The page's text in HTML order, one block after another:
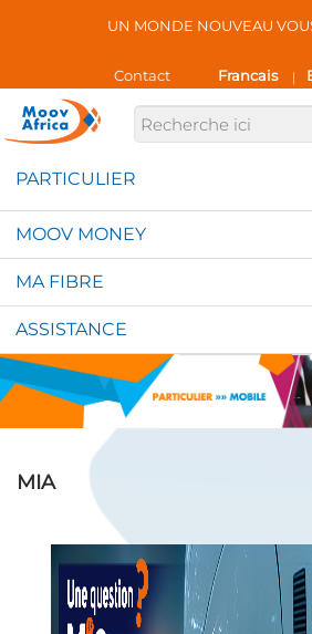
UN MONDE NOUVEAU
Contact Francais |
MOOV MONEY
MA FIBRE
ASSISTANCE
MIA